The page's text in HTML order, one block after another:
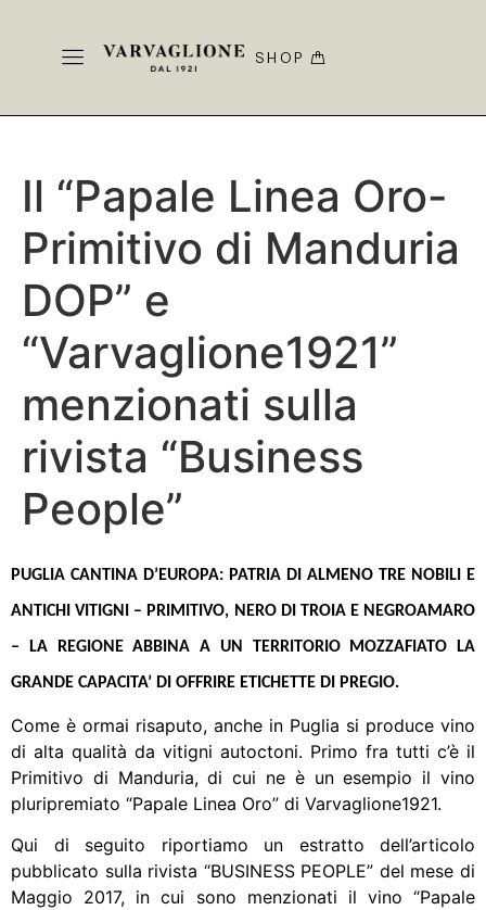
SHOP
Il “Papale Linea Oro-
Primitivo di Manduria
DOP” e
“Varvaglione1921”
menzionati sulla
rivista “Business
People”
PUGLIA CANTINA D’EUROPA: PATRIA DI ALMENO TRE NOBILI E
ANTICHI VITIGNI – PRIMITIVO, NERO DI TROIA E NEGROAMARO
– LA REGIONE ABBINA A UN TERRITORIO MOZZAFIATO LA
GRANDE CAPACITA’ DI OFFRIRE ETICHETTE DI PREGIO.
Come è ormai risaputo, anche in Puglia si produce vino
di alta qualità da vitigni autoctoni. Primo fra tutti c’è il
Primitivo di Manduria, di cui ne è un esempio il vino
pluripremiato “Papale Linea Oro” di Varvaglione1921.
Qui di seguito riportiamo un estratto dell’articolo
pubblicato sulla rivista “BUSINESS PEOPLE” del mese di
Maggio 2017, in cui sono menzionati il vino “Papale